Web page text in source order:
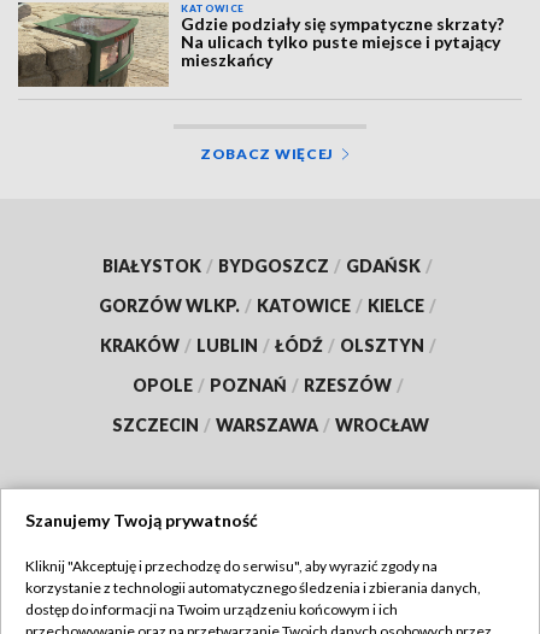
KATOWICE
Gdzie podziały się sympatyczne skrzaty?
Na ulicach tylko puste miejsce i pytający
mieszkańcy
ZOBACZ WIĘCEJ
BIAŁYSTOK / BYDGOSZCZ / GDAŃSK /
GORZÓW WLKP. / KATOWICE / KIELCE /
KRAKÓW / LUBLIN / ŁÓDŹ / OLSZTYN /
OPOLE / POZNAŃ / RZESZÓW /
SZCZECIN / WARSZAWA / WROCŁAW
TVP
Szanujemy Twoją prywatność
Kliknij "Akceptuję i przechodzę do serwisu", aby wyrazić zgody na
korzystanie z technologii automatycznego śledzenia i zbierania danych,
dostęp do informacji na Twoim urządzeniu końcowym i ich